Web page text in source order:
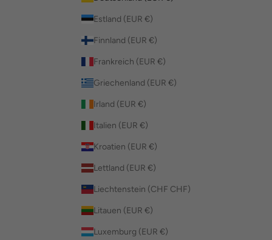
Estland (EUR €)
Finnland (EUR €)
Frankreich (EUR €)
Griechenland (EUR €)
Irland (EUR €)
Italien (EUR €)
Kroatien (EUR €)
Lettland (EUR €)
Liechtenstein (CHF CHF)
Litauen (EUR €)
Luxemburg (EUR €)